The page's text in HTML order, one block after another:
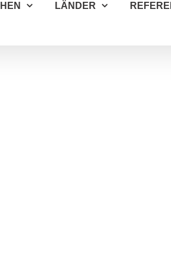
LÄNDER